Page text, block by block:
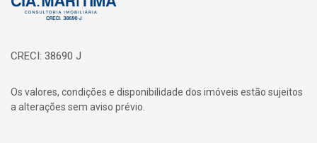
CRECI: 38690 J
Os valores, condições e disponibilidade dos imóveis estão sujeitos
a alterações sem aviso prévio.